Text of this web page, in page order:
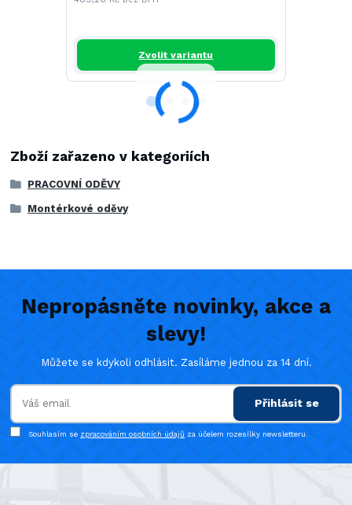
Zvolit variantu
Zboží zařazeno v kategoriích
PRACOVNÍ ODĚVY
Montérkové oděvy
Nepropásněte novinky, akce a
slevy!
Můžete se kdykoli odhlásit. Zasíláme jednou za 14 dní.
Přihlásit se
Souhlasím se zpracováním osobních údajů za účelem rozesílky newsletteru.